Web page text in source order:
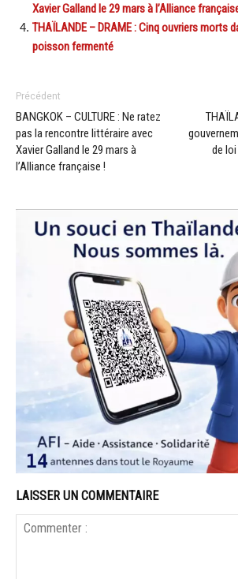
Xavier Galland le 29 mars à l’Alliance
THAÏLANDE – DRAME : Cinq ouvriers morts
poisson fermenté
Précédent
BANGKOK – CULTURE : Ne ratez
pas la rencontre littéraire avec
Xavier Galland le 29 mars à
l’Alliance française !
de
LAISSER UN COMMENTAIRE